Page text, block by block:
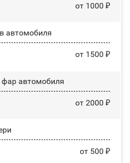
от 1000 ₽
автомобиля
от 1500 ₽
фар автомобиля
от 2000 ₽
от 500 ₽